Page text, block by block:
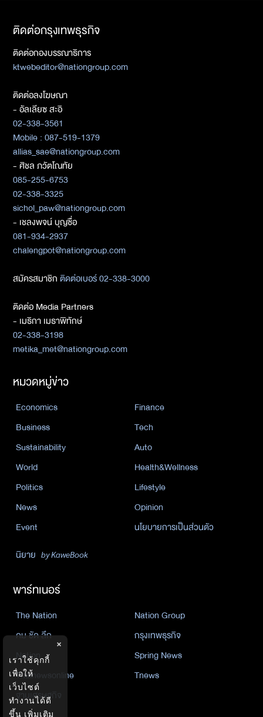
ติดต่อกรุงเทพธุรกิจ
ติดต่อกองบรรณาธิการ
ktwebeditor@nationgroup.com
ติดต่อลงโฆษณา
- อัลเลียซ สะอิ
02-338-3561
Mobile : 087-519-1379
allias_sae@nationgroup.com
- ศิชล ภวัตโณทัย
085-255-6753
02-338-3325
sichol_paw@nationgroup.com
- เชลงพจน์ บุญซื่อ
081-934-2937
chalengpot@nationgroup.com
สมัครสมาชิกติดต่อเบอร์ 02-338-3000
ติดต่อ Media Partners
- เมธิกา เมธาพิทักษ์
02-338-3198
metika_met@nationgroup.com
หมวดหมู่ข่าว
Economics
Finance
Business
Tech
Sustainability
Auto
World
Health&Wellness
Politics
Lifestyle
News
Opinion
Event
นโยบายการเป็นส่วนตัว
นิยาย by KaweBook
พาร์ทเนอร์
The Nation
Nation Group
คม ชัด ลึก
กรุงเทพธุรกิจ
Nation
Spring News
Thainewsonline
Tnews
ฐานเศรษฐกิจ
×
เราใช้คุกกี้
เพื่อให้
เว็บไซต์
ทำงานได้ดี
ขึ้น เพิ่มเติม